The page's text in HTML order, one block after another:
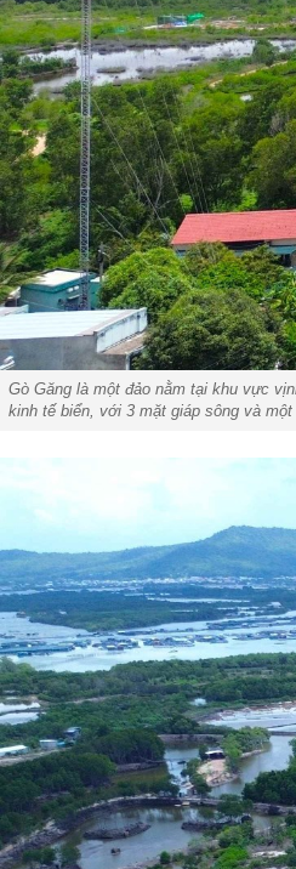
Gò Găng là một đảo nằm tại khu vực
kinh tế biển, với 3 mặt giáp sông và